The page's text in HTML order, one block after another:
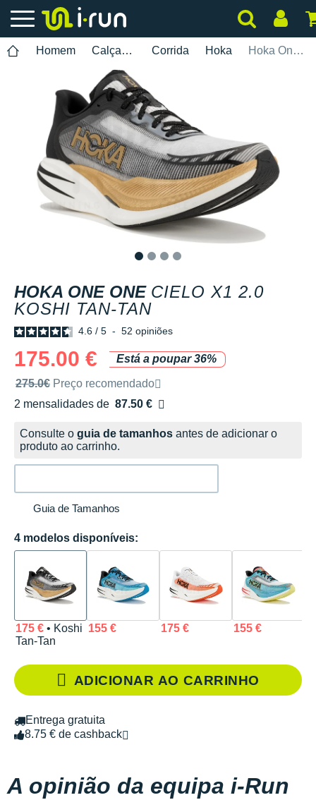
Homem Calçados Corrida Hoka Hoka One One Cielo X1 2.0 Koshi Tan-Tan
HOKA ONE ONE CIELO X1 2.0
KOSHI TAN-TAN
4.6 / 5 - 52 opiniões
175.00 €
Está a poupar 36%
Preço de venda recomendado pela marca
275.0€ Preço recomendado
2 mensalidades de 87.50 €
sem custos
Consulte o guia de tamanhos antes de adicionar o
produto ao carrinho.
Guia de Tamanhos
4 modelos disponíveis:
175 €• Koshi
Tan-Tan
155 € 175 € 155 €
ADICIONAR AO CARRINHO
Entrega gratuita
8.75 € de cashback
A opinião da equipa i-Run